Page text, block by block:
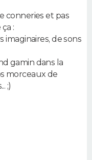
conneries et pas
:
imaginaires, de sons
gamin dans la
morceaux de
;)